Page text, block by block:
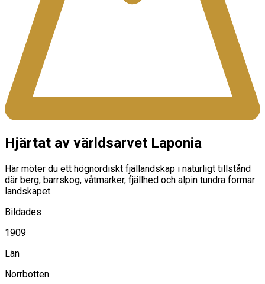
Hjärtat av världsarvet Laponia
Här möter du ett högnordiskt fjällandskap i naturligt tillstånd
där berg, barrskog, våtmarker, fjällhed och alpin tundra formar
landskapet.
Bildades
1909
Län
Norrbotten